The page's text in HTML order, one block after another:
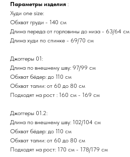
Параметры изделия :
Худи one size:
Обхват груди - 140 см
Длина переда от горловины до низа - 63/64 см
Длина худи по спинке - 69/70 см
Джоггеры 01:
Длина по внешнему шву: 97/99 см
Обхват бёдер: до 110 см
Обхват талии: от 60 до 80 см
Подходят на рост : 160 см - 169 см
Джоггеры 01.2:
Длина по внешнему шву: 102/104 см
Обхват бёдер: до 110 см
Обхват талии: от 60 до 80 см
Подходят на рост: 170 см - 178/179 см